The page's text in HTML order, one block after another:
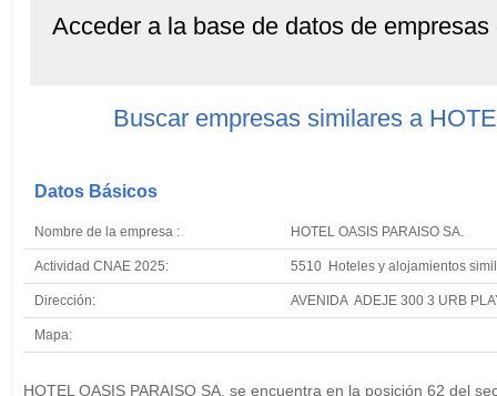
Acceder a la base de datos de
Buscar empresas similares a
Datos Básicos
Nombre de la empresa : HOTEL OASIS PARAISO SA.
Actividad CNAE 2025: 5510 Hoteles y alojamientos
Dirección: AVENIDA ADEJE 300 3 URB
Mapa:
HOTEL OASIS PARAISO SA. se encuentra en la posición 62 del